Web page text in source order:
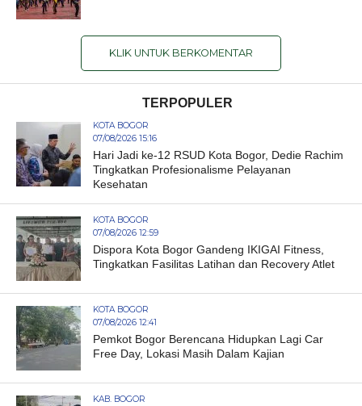
KLIK UNTUK BERKOMENTAR
TERPOPULER
KOTA BOGOR
07/08/2026 15:16
Hari Jadi ke-12 RSUD Kota Bogor, Dedie Rachim
Tingkatkan Profesionalisme Pelayanan
Kesehatan
KOTA BOGOR
07/08/2026 12:59
Dispora Kota Bogor Gandeng IKIGAI Fitness,
Tingkatkan Fasilitas Latihan dan Recovery Atlet
KOTA BOGOR
07/08/2026 12:41
Pemkot Bogor Berencana Hidupkan Lagi Car
Free Day, Lokasi Masih Dalam Kajian
KAB. BOGOR